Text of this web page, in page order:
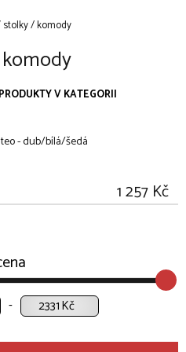
stolky / komody
V KATEGORII
- dub/bílá/šedá
1 257 Kč
Kč